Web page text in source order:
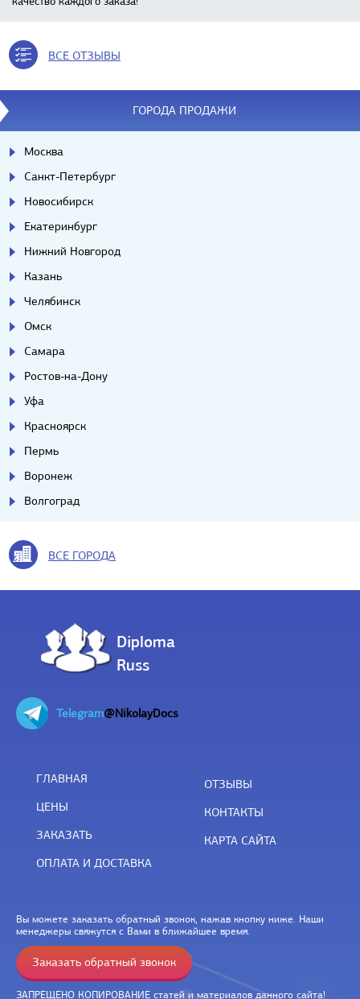
ВСЕ ОТЗЫВЫ
ГОРОДА ПРОДАЖИ
Москва
Санкт-Петербург
Новосибирск
Екатеринбург
Нижний Новгород
Казань
Челябинск
Омск
Самара
Ростов-на-Дону
Уфа
Красноярск
Пермь
Воронеж
Волгоград
ВСЕ ГОРОДА
Diploma
Russ
Telegram@NikolayDocs
ГЛАВНАЯ
ЦЕНЫ
ЗАКАЗАТЬ
ОПЛАТА И ДОСТАВКА
ОТЗЫВЫ
КОНТАКТЫ
КАРТА САЙТА
Вы можете заказать обратный звонок, нажав кнопку ниже. Наши
менеджеры свяжутся с Вами в ближайшее время.
Заказать обратный звонок
ЗАПРЕЩЕНО КОПИРОВАНИЕ статей и материалов данного сайта!